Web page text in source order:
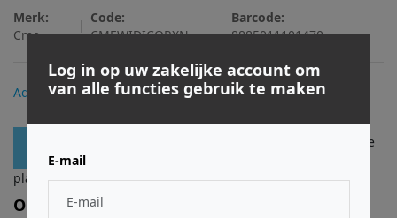
Merk:
Cme
Code:
CMEWIDICORXN
Barcode:
8885011101470
Adviesprijs: € 29,99
om bestellingen te
plaatsen.
Omschrijving
Log in op uw zakelijke account om
van alle functies gebruik te maken
E-mail